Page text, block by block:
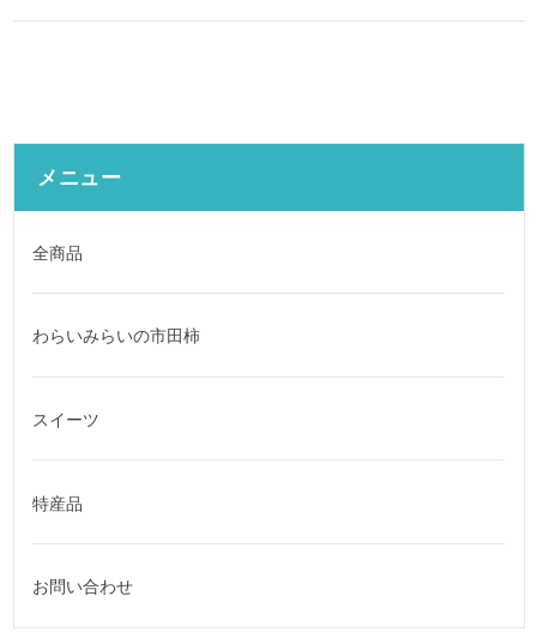
メニュー
全商品
わらいみらいの市田柿
スイーツ
特産品
お問い合わせ